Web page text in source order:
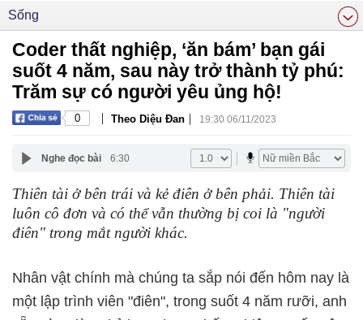
Sống
Coder thất nghiệp, ‘ăn bám’ bạn gái
suốt 4 năm, sau này trở thành tỷ phú:
Trăm sự có người yêu ủng hộ!
0 | Theo Diệu Đan | 19:30 06/11/2023
Nghe đọc bài 6:30
Thiên tài ở bên trái và kẻ điên ở bên phải. Thiên tài
luôn cô đơn và có thể vẫn thường bị coi là "người
điên" trong mắt người khác.
Nhân vật chính mà chúng ta sắp nói đến hôm nay là
một lập trình viên "điên", trong suốt 4 năm rưỡi, anh